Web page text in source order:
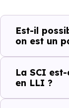
Est-il
on est un
La SCI
en LLI ?